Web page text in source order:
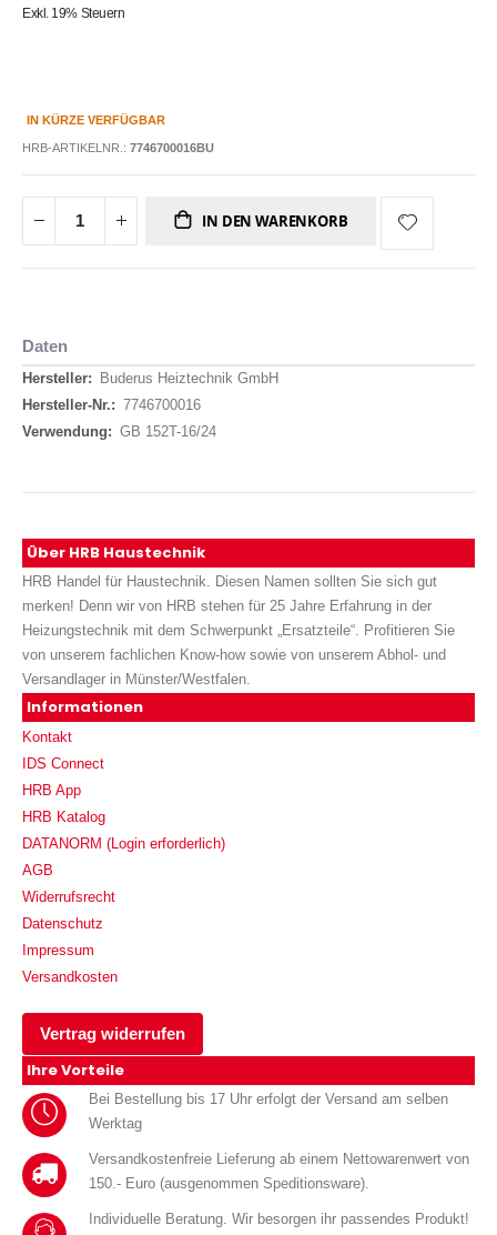
Exkl. 19% Steuern
IN KÜRZE VERFÜGBAR
HRB-ARTIKELNR.: 7746700016BU
IN DEN WARENKORB
Daten
Daten
Buderus Heiztechnik GmbH
7746700016
GB 152T-16/24
Über HRB Haustechnik
HRB Handel für Haustechnik. Diesen Namen sollten Sie sich gut
merken! Denn wir von HRB stehen für 25 Jahre Erfahrung in der
Heizungstechnik mit dem Schwerpunkt „Ersatzteile“. Profitieren Sie
von unserem fachlichen Know-how sowie von unserem Abhol- und
Versandlager in Münster/Westfalen.
Informationen
Kontakt
IDS Connect
HRB App
HRB Katalog
DATANORM (Login erforderlich)
AGB
Widerrufsrecht
Datenschutz
Impressum
Versandkosten
Vertrag widerrufen
Ihre Vorteile
Bei Bestellung bis 17 Uhr erfolgt der Versand am selben
Werktag
Versandkostenfreie Lieferung ab einem Nettowarenwert von
150.- Euro (ausgenommen Speditionsware).
Individuelle Beratung. Wir besorgen ihr passendes Produkt!